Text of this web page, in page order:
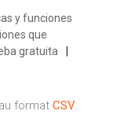
y funciones
que
gratuita
format CSV.